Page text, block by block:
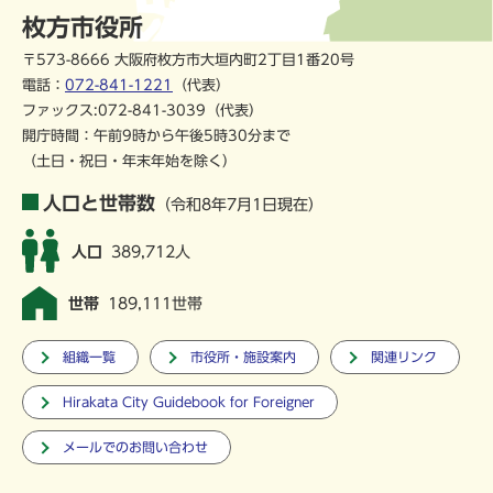
枚方市役所
〒573-8666 大阪府枚方市大垣内町2丁目1番20号
電話： 072-841-1221
（代表）
ファックス:072-841-3039（代表）
開庁時間：午前9時から午後5時30分まで
（土日・祝日・年末年始を除く）
人口と世帯数 （令和8年7月1日現在）
人口 389,712人
世帯 189,111世帯
組織一覧 市役所・施設案内 関連リンク
Hirakata City Guidebook for Foreigner
メールでのお問い合わせ